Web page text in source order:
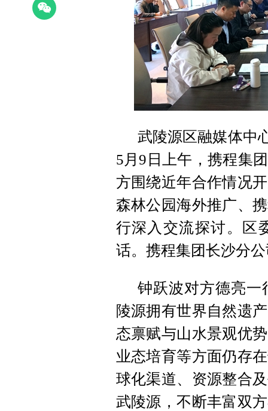
武陵源区融媒体中
5月9日上午，携程集
方围绕近年合作情况
森林公园海外推广、
行深入交流探讨。区
话。携程集团长沙分
钟跃波对方德亮一
陵源拥有世界自然遗
态禀赋与山水景观优
业态培育等方面仍存
球化渠道、资源整合
武陵源，不断丰富双